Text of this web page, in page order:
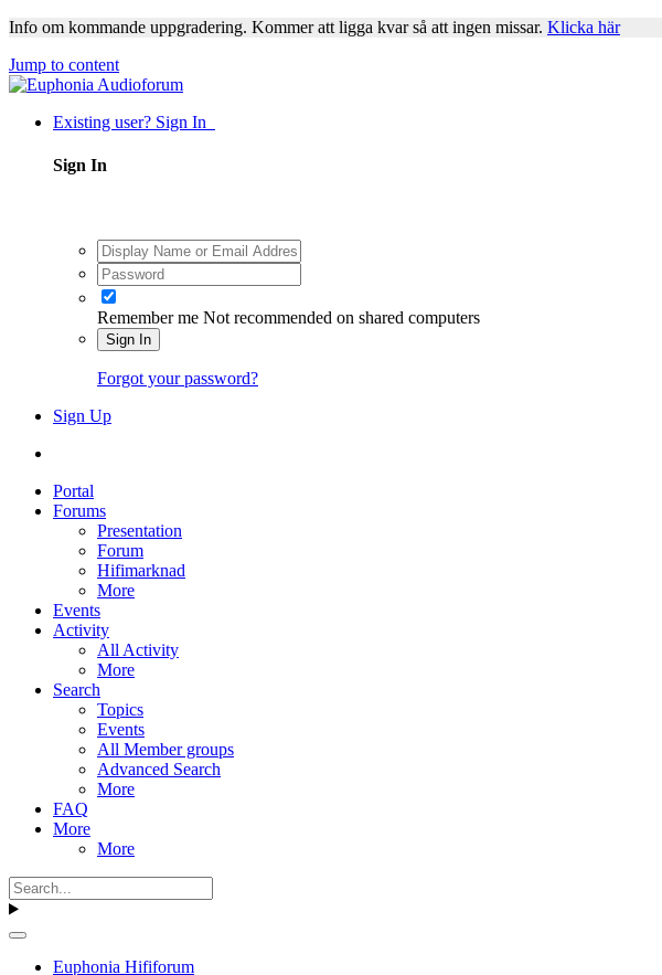
Info om kommande uppgradering. Kommer att ligga kvar så att ingen missar. Klicka här
Jump to content
Existing user? Sign In
Sign In
Remember me Not recommended on shared computers
Sign In
Forgot your password?
Sign Up
Portal
Forums
Presentation
Forum
Hifimarknad
More
Events
Activity
All Activity
More
Search
Topics
Events
All Member groups
Advanced Search
More
FAQ
More
More
Euphonia Hififorum